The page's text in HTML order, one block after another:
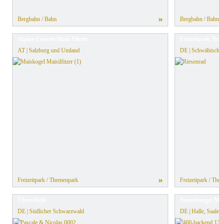
Bergbahn / Bahn » Bergbahn / Bahn
AT | Salzburg und Umland
Freizeitpark / Themenpark »
DE |
Freizeitpark /
DE | Südlicher Schwarzwald
DE | Halle,